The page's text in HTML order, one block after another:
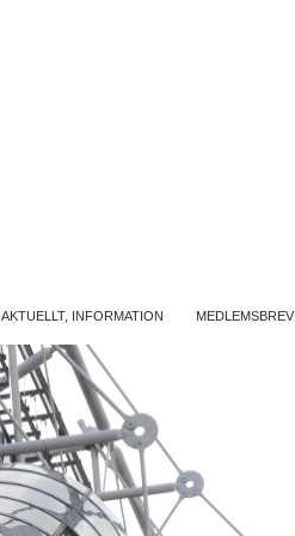
AKTUELLT, INFORMATION MEDLEMSBREV